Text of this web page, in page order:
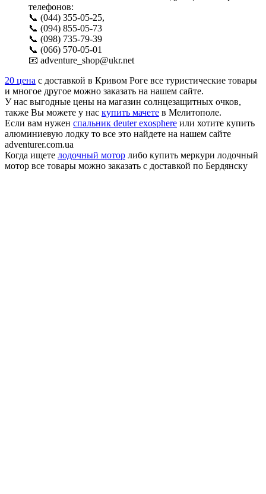
телефонов:
📞 (044) 355-05-25,
📞 (094) 855-05-73
📞 (098) 735-79-39
📞 (066) 570-05-01
📧 adventure_shop@ukr.net
20 цена с доставкой в Кривом Роге все туристические товары
и многое другое можно заказать на нашем сайте.
У нас выгодные цены на магазин солнцезащитных очков,
также Вы можете у нас купить мачете в Мелитополе.
Если вам нужен спальник deuter exosphere или хотите купить
алюминиевую лодку то все это найдете на нашем сайте
adventurer.com.ua
Когда ищете лодочный мотор либо купить меркури лодочный
мотор все товары можно заказать с доставкой по Бердянску